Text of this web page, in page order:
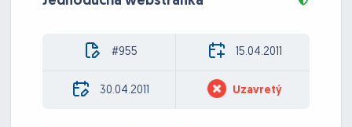
#955 15.04.2011
30.04.2011 Uzavretý